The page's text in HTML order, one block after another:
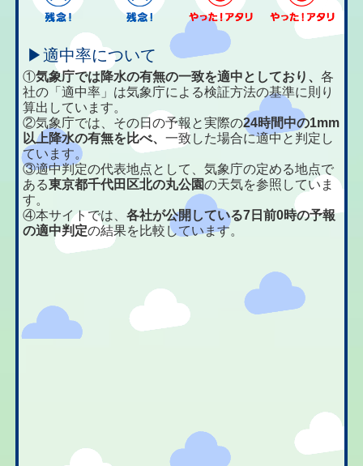
▶適中率について
①気象庁では降水の有無の一致を適中としており、各
社の「適中率」は気象庁による検証方法の基準に則り
算出しています。
②気象庁では、その日の予報と実際の24時間中の1mm
以上降水の有無を比べ、一致した場合に適中と判定し
ています。
③適中判定の代表地点として、気象庁の定める地点で
ある東京都千代田区北の丸公園の天気を参照していま
す。
④本サイトでは、各社が公開している7日前0時の予報
の適中判定の結果を比較しています。